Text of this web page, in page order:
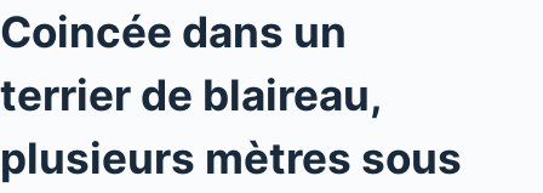
Coincée dans un
terrier de blaireau,
plusieurs mètres sous